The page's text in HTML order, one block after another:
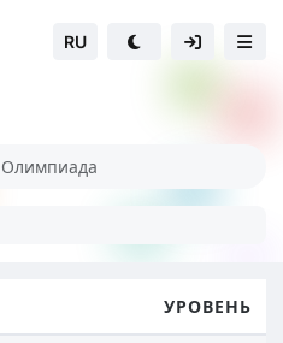
RU
Олимпиада
УРОВЕНЬ